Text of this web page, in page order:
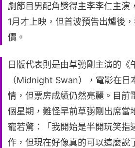
劇節目男配角獎得主李李仁主演
1月才上映，但首波預告出爐後
價。
日版代表則是由草彅剛主演的《
（Midnight Swan），電影在日
情，但票房成績仍然亮麗。目前
個星期，難怪早前草彅剛出席當
寵若驚：「我開始是半開玩笑指
作，但現在好像真的可以這麼說